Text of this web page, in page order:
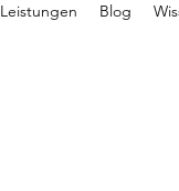
Leistungen Blog